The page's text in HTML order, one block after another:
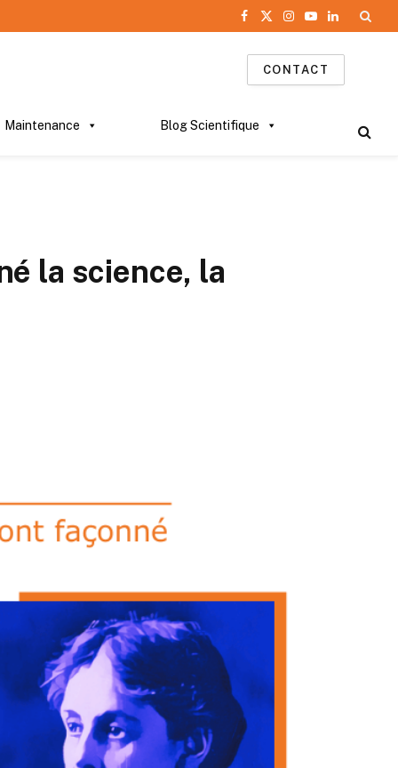
Facebook
X
(Twitter)
Instagram
YouTube
LinkedIn
CONTACT
Maintenance Blog Scientifique
la science, la